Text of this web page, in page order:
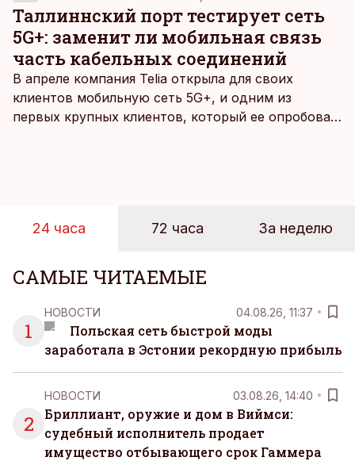
Таллиннский порт тестирует сеть
5G+: заменит ли мобильная связь
часть кабельных соединений
В апреле компания Telia открыла для своих
клиентов мобильную сеть 5G+, и одним из
первых крупных клиентов, который ее опробовал,
24 часа 72 часа За неделю
САМЫЕ ЧИТАЕМЫЕ
1
НОВОСТИ 04.08.26, 11:37
Польская сеть быстрой моды
заработала в Эстонии рекордную прибыль
2
НОВОСТИ 03.08.26, 14:40
Бриллиант, оружие и дом в Виймси:
судебный исполнитель продает
имущество отбывающего срок Гаммера